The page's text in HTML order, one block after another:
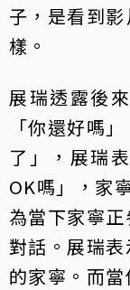
子，是看到
樣。
展瑞透露後
「你還好嗎
了」，展瑞
OK嗎」，家
為當下家寧
對話。展瑞
的家寧。而